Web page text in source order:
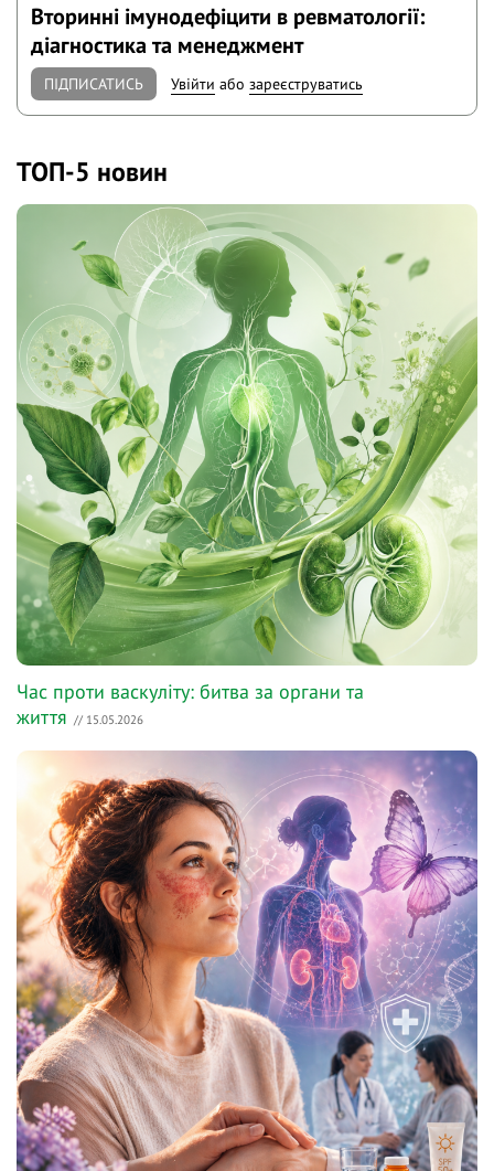
Вторинні імунодефіцити в ревматології:
діагностика та менеджмент
ПІДПИСАТИСЬ Увійти абозареєструватись
ТОП-5 новин
Час проти васкуліту: битва за органи та
життя // 15.05.2026